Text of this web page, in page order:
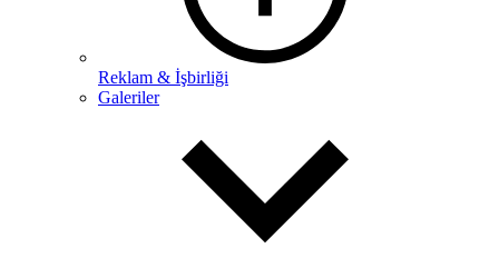
Reklam & İşbirliği
Galeriler